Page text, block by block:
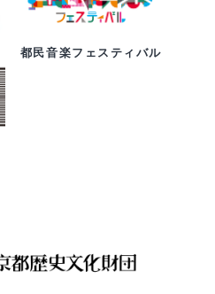
都民音楽フェスティバル